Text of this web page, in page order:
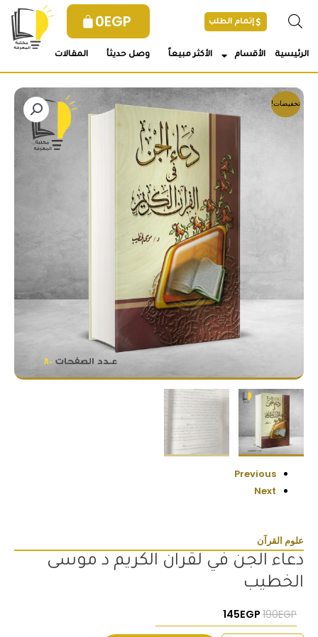
0EGP إتمام الطلب
الرئيسية الأقسام الأكثر مبيعاً وصل حديثأ المقالات
تخفيضات!
Previous
Next
علوم القرآن
دعاء الجن في لقران الكريم د موسى
الخطيب
190EGP السعر الأصلي هو: 190EGP.
145EGP السعر الحالي هو: 145EGP.